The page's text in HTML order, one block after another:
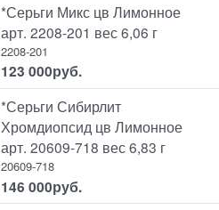
*Серьги Микс цв Лимонное
арт. 2208-201 вес 6,06 г
2208-201
123 000руб.
*Серьги Сибирлит
Хромдиопсид цв Лимонное
арт. 20609-718 вес 6,83 г
20609-718
146 000руб.